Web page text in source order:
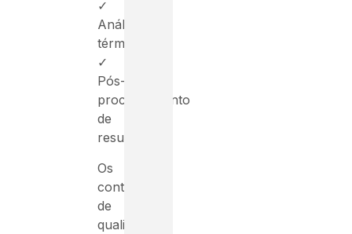
✓
Análise
térmica
✓
Pós-
processamento
de
resultados.
Os
conteúdos
de
qualidade